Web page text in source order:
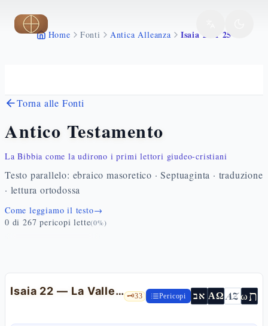
Vai al contenuto principale
Home Fonti Antica Alleanza Isaia 22 1 25
Torna alle Fonti
Antico Testamento
La Bibbia come la udirono i primi lettori giudeo-cristiani
Testo parallelo: ebraico masoretico · Septuaginta · traduzione
· lettura ortodossa
Come leggiamo il testo→
0 di 267 pericopi lette(0%)
Isaia 22 — La Valle della Visione, Shevnà ed Elyaqìm 🗝️33 Pericopi אב ΑΩ AZωת